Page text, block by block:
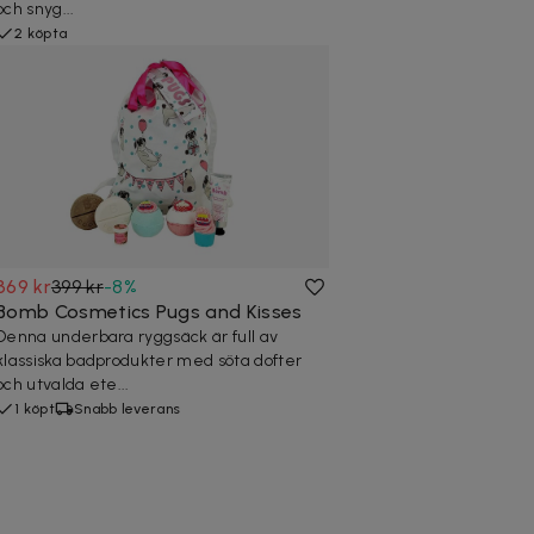
snyg...
2 köpta
kr399 kr-8%
Cosmetics Pugs and Kisses
underbara ryggsäck är full av
badprodukter med söta dofter
utvalda ete...
1 köpt Snabb leverans